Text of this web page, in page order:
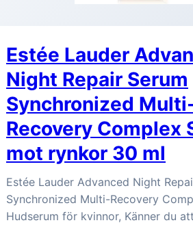
Estée Lauder
Night Repair Serum
Synchronized
Recovery Complex
mot rynkor 30 ml
Estée Lauder Advanced Night
Synchronized Multi-Recovery
Hudserum för kvinnor, Känner du